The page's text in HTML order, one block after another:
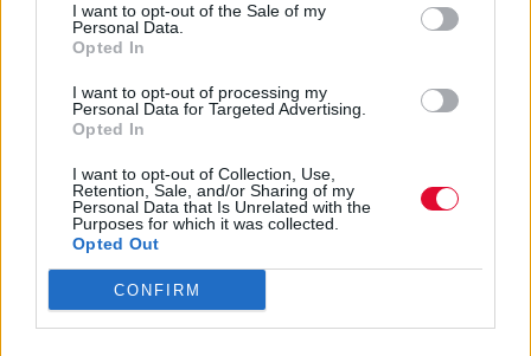
I want to opt-out of the Sale of my
Personal Data.
Opted In
I want to opt-out of processing my
Personal Data for Targeted Advertising.
Opted In
I want to opt-out of Collection, Use,
Retention, Sale, and/or Sharing of my
Personal Data that Is Unrelated with the
Purposes for which it was collected.
Opted Out
CONFIRM
MOOD OF THE DAY
Ποτέ δεν είναι αργά,
και κυκλοφορεί το 1ο του
άλμπουμ με ορχηστρικές συνθέσεις και τίτλο:
Life Is A Dream. Φυσικά και είναι Άντονι...
Μάκης Μηλάτος